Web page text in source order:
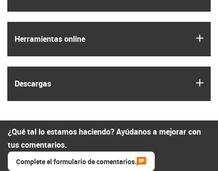
Herramientas online
Descargas
¿Qué tal lo estamos haciendo? Ayúdanos a mejorar con
tus comentarios.
Complete el formulario de comentarios.